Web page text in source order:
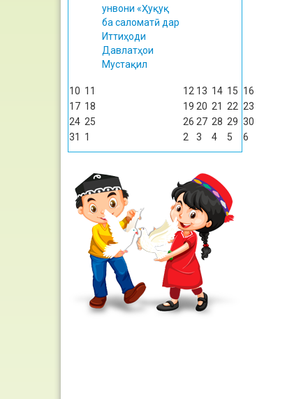
унвони «Ҳуқуқ
ба саломатӣ дар
Иттиҳоди
Давлатҳои
Мустақил
10 11 12 13 14 15 16
17 18 19 20 21 22 23
24 25 26 27 28 29 30
31
1 2 3 4 5 6